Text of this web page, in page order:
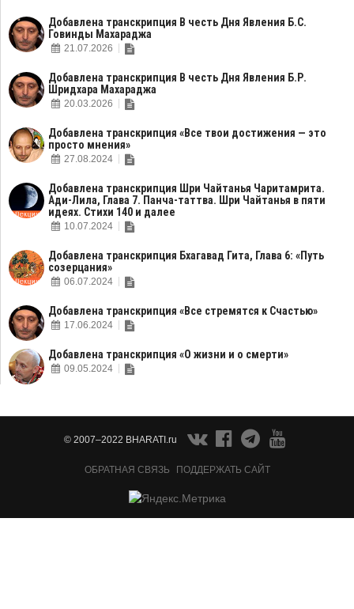
Добавлена транскрипция В честь Дня Явления Б.С.
Говинды Махараджа
21.07.2026
Добавлена транскрипция В честь Дня Явления Б.Р.
Шридхара Махараджа
20.03.2026
Добавлена транскрипция «Все твои достижения — это
просто мнения»
27.08.2024
Добавлена транскрипция Шри Чайтанья Чаритамрита.
Ади-Лила, Глава 7. Панча-таттва. Шри Чайтанья в пяти
идеях. Стихи 140 и далее
10.07.2024
Добавлена транскрипция Бхагавад Гита, Глава 6: «Путь
созерцания»
06.07.2024
Добавлена транскрипция «Все стремятся к Счастью»
17.06.2024
Добавлена транскрипция «О жизни и о смерти»
09.05.2024
© 2007–2022 BHARATI.ru
ОБРАТНАЯ СВЯЗЬ ПОДДЕРЖАТЬ САЙТ